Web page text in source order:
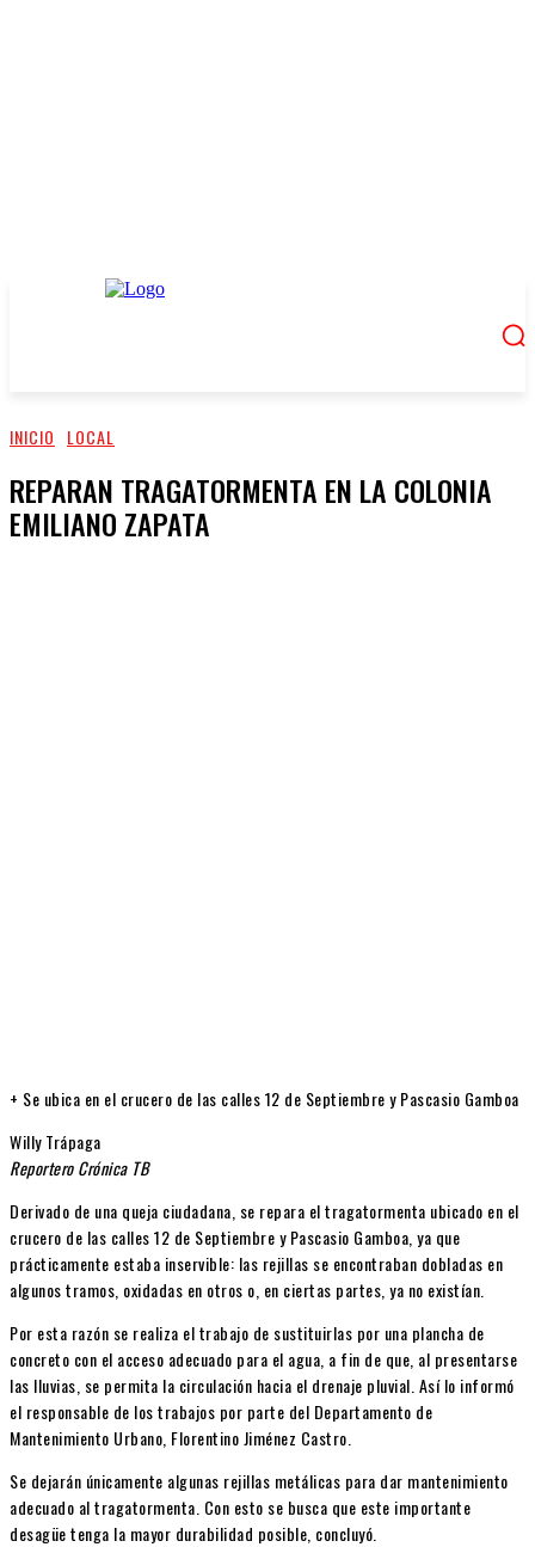
INICIO LOCAL
REPARAN TRAGATORMENTA EN LA COLONIA
EMILIANO ZAPATA
+ Se ubica en el crucero de las calles 12 de Septiembre y Pascasio Gamboa
Willy Trápaga
Reportero Crónica TB
Derivado de una queja ciudadana, se repara el tragatormenta ubicado en el
crucero de las calles 12 de Septiembre y Pascasio Gamboa, ya que
prácticamente estaba inservible: las rejillas se encontraban dobladas en
algunos tramos, oxidadas en otros o, en ciertas partes, ya no existían.
Por esta razón se realiza el trabajo de sustituirlas por una plancha de
concreto con el acceso adecuado para el agua, a fin de que, al presentarse
las lluvias, se permita la circulación hacia el drenaje pluvial. Así lo informó
el responsable de los trabajos por parte del Departamento de
Mantenimiento Urbano, Florentino Jiménez Castro.
Se dejarán únicamente algunas rejillas metálicas para dar mantenimiento
adecuado al tragatormenta. Con esto se busca que este importante
desagüe tenga la mayor durabilidad posible, concluyó.